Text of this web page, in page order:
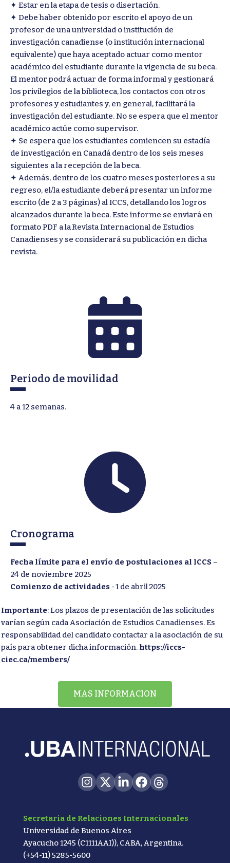
✦ Estar en la etapa de tesis o disertación.
✦ Debe haber obtenido por escrito el apoyo de un
profesor de una universidad o institución de
investigación canadiense (o institución internacional
equivalente) que haya aceptado actuar como mentor
académico del estudiante durante la vigencia de su beca.
El mentor podrá actuar de forma informal y gestionará
los privilegios de la biblioteca, los contactos con otros
profesores y estudiantes y, en general, facilitará la
investigación del estudiante. No se espera que el mentor
académico actúe como supervisor.
✦ Se espera que los estudiantes comiencen su estadía
de investigación en Canadá dentro de los seis meses
siguientes a la recepción de la beca.
✦ Además, dentro de los cuatro meses posteriores a su
regreso, el/la estudiante deberá presentar un informe
escrito (de 2 a 3 páginas) al ICCS, detallando los logros
alcanzados durante la beca. Este informe se enviará en
formato PDF a la Revista Internacional de Estudios
Canadienses y se considerará su publicación en dicha
revista.
Periodo de movilidad
4 a 12 semanas.
Cronograma
Fecha límite para el envío de postulaciones al ICCS –
24 de noviembre 2025
Comienzo de actividades - 1 de abril 2025
Importante: Los plazos de presentación de las solicitudes
varían según cada Asociación de Estudios Canadienses. Es
responsabilidad del candidato contactar a la asociación de su
país para obtener dicha información. https://iccs-
ciec.ca/members/
MAS INFORMACION
Secretaria de Relaciones Internacionales
Universidad de Buenos Aires
Ayacucho 1245 (C1111AAI)), CABA, Argentina.
(+54-11) 5285-5600